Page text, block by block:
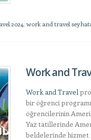
2024,work and travel
Work and
Work and Travel
bir öğrenci
öğrencilerinin
Yaz tatillerinde
beldelerinde hizmet